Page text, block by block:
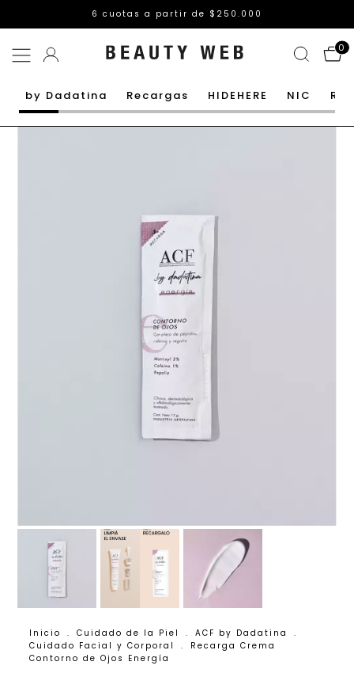
Envío GRATIS a partir de $85.000 (neto descuentos) 0
by Dadatina Recargas HIDEHERE NIC
Inicio . Cuidado de la Piel . ACF by Dadatina
.
Cuidado Facial y Corporal
.
Recarga Crema
Contorno de Ojos Energía